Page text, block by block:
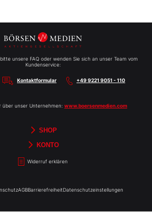
unsere FAQ oder wenden Sie sich an unser Team vom
Kundenservice:
Kontaktformular +49 9221 9051 - 110
über unser Unternehmen: www.boersenmedien.com
SHOP
Börsenbriefe
Aktien-Reports
HEBELTRADER
TradingDay
Newsletter
Merchandise
Gutscheine
KONTO
Widerruf erklären
AGBBarrierefreiheitDatenschutzeinstellungen